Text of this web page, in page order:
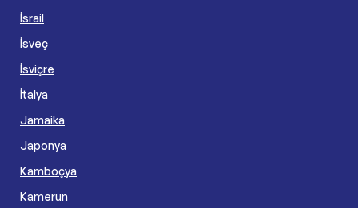
İsrail
İsveç
İsviçre
İtalya
Jamaika
Japonya
Kamboçya
Kamerun